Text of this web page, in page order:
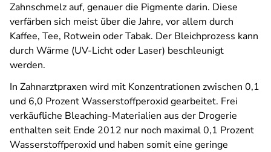
Zahnschmelz auf, genauer die Pigmente darin. Diese
verfärben sich meist über die Jahre, vor allem durch
Kaffee, Tee, Rotwein oder Tabak. Der Bleichprozess kann
durch Wärme (UV-Licht oder Laser) beschleunigt
werden.
In Zahnarztpraxen wird mit Konzentrationen zwischen 0,1
und 6,0 Prozent Wasserstoffperoxid gearbeitet. Frei
verkäufliche Bleaching-Materialien aus der Drogerie
enthalten seit Ende 2012 nur noch maximal 0,1 Prozent
Wasserstoffperoxid und haben somit eine geringe